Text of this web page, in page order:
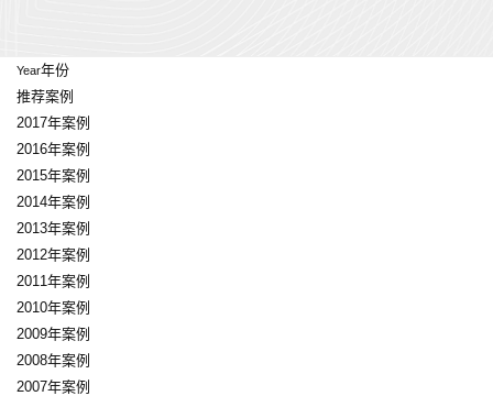
Year年份
推荐案例
2017年案例
2016年案例
2015年案例
2014年案例
2013年案例
2012年案例
2011年案例
2010年案例
2009年案例
2008年案例
2007年案例